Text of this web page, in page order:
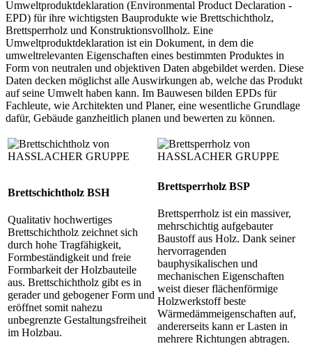
Umweltproduktdeklaration (Environmental Product Declaration -
EPD) für ihre wichtigsten Bauprodukte wie Brettschichtholz,
Brettsperrholz und Konstruktionsvollholz. Eine
Umweltproduktdeklaration ist ein Dokument, in dem die
umweltrelevanten Eigenschaften eines bestimmten Produktes in
Form von neutralen und objektiven Daten abgebildet werden. Diese
Daten decken möglichst alle Auswirkungen ab, welche das Produkt
auf seine Umwelt haben kann. Im Bauwesen bilden EPDs für
Fachleute, wie Architekten und Planer, eine wesentliche Grundlage
dafür, Gebäude ganzheitlich planen und bewerten zu können.
Brettschichtholz BSH
Qualitativ hochwertiges
Brettschichtholz zeichnet sich
durch hohe Tragfähigkeit,
Formbeständigkeit und freie
Formbarkeit der Holzbauteile
aus. Brettschichtholz gibt es in
gerader und gebogener Form und
eröffnet somit nahezu
unbegrenzte Gestaltungsfreiheit
im Holzbau.
Brettsperrholz BSP
Brettsperrholz ist ein massiver,
mehrschichtig aufgebauter
Baustoff aus Holz. Dank seiner
hervorragenden
bauphysikalischen und
mechanischen Eigenschaften
weist dieser flächenförmige
Holzwerkstoff beste
Wärmedämmeigenschaften auf,
andererseits kann er Lasten in
mehrere Richtungen abtragen.